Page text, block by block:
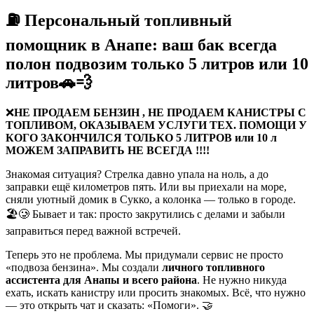
⛽️ Персональный топливный
помощник в Анапе: ваш бак всегда
полон подвозим только 5 литров или 10
литров🚗💨
❌НЕ ПРОДАЕМ БЕНЗИН , НЕ ПРОДАЕМ КАНИСТРЫ С
ТОПЛИВОМ, ОКАЗЫВАЕМ УСЛУГИ ТЕХ. ПОМОЩИ У
КОГО ЗАКОНЧИЛСЯ ТОЛЬКО 5 ЛИТРОВ или 10 л
МОЖЕМ ЗАПРАВИТЬ НЕ ВСЕГДА !!!!
Знакомая ситуация? Стрелка давно упала на ноль, а до
заправки ещё километров пять. Или вы приехали на море,
сняли уютный домик в Сукко, а колонка — только в городе.
🏖️🥲 Бывает и так: просто закрутились с делами и забыли
заправиться перед важной встречей.
Теперь это не проблема. Мы придумали сервис не просто
«подвоза бензина». Мы создали личного топливного
ассистента для Анапы и всего района. Не нужно никуда
ехать, искать канистру или просить знакомых. Всё, что нужно
— это открыть чат и сказать: «Помоги». 🤝